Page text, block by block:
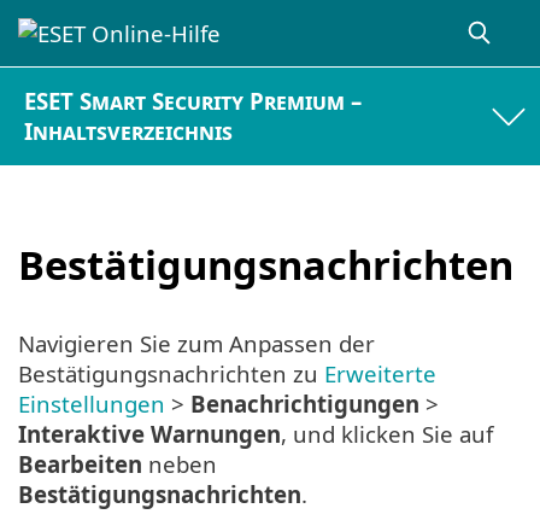
ESET Smart Security Premium –
Inhaltsverzeichnis
Bestätigungsnachrichten
Navigieren Sie zum Anpassen der
Bestätigungsnachrichten zu Erweiterte
Einstellungen > Benachrichtigungen >
Interaktive Warnungen, und klicken Sie auf
Bearbeiten neben
Bestätigungsnachrichten.